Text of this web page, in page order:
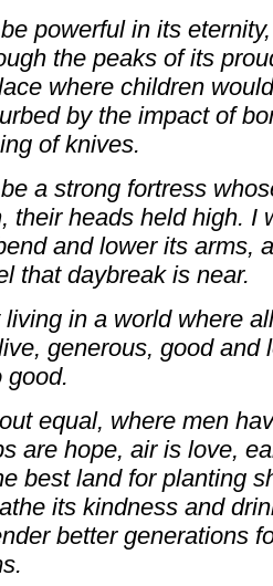
powerful in its
the peaks of its
where children
by the impact of
of knives.
a strong fortress
their heads held high. I
and lower its arms,
that daybreak is near.
in a world where
generous, good and
good.
equal, where men
are hope, air is love,
best land for planting
its kindness and
better generations